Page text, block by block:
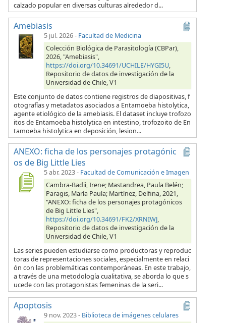
calzado popular en diversas culturas alrededor d...
Amebiasis
5 jul. 2026- Facultad de Medicina
Colección Biológica de Parasitología (CBPar),
2026, "Amebiasis",
https://doi.org/10.34691/UCHILE/HYGI5U,
Repositorio de datos de investigación de la
Universidad de Chile, V1
Este conjunto de datos contiene registros de diapositivas, f
otografías y metadatos asociados a Entamoeba histolytica,
agente etiológico de la amebiasis. El dataset incluye trofozo
itos de Entamoeba histolytica en intestino, trofozoito de En
tamoeba histolytica en deposición, lesion...
ANEXO: ficha de los personajes protagónic
os de Big Little Lies
5 abr. 2023- Facultad de Comunicación e Imagen
Cambra-Badii, Irene; Mastandrea, Paula Belén;
Paragis, María Paula; Martínez, Delfina, 2021,
"ANEXO: ficha de los personajes protagónicos
de Big Little Lies",
https://doi.org/10.34691/FK2/XRNIWJ,
Repositorio de datos de investigación de la
Universidad de Chile, V1
Las series pueden estudiarse como productoras y reproduc
toras de representaciones sociales, especialmente en relaci
ón con las problemáticas contemporáneas. En este trabajo,
a través de una metodología cualitativa, se aborda lo que s
ucede con las protagonistas femeninas de la seri...
Apoptosis
9 nov. 2023- Biblioteca de imágenes celulares